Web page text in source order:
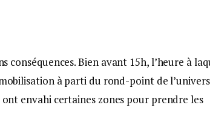
conséquences. Bien avant 15h, l’heure à
à parti du rond-point de
envahi certaines zones pour prendre les